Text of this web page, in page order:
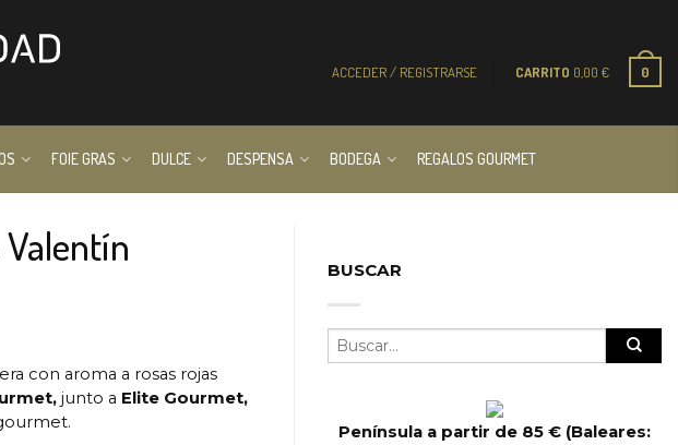
ACCEDER / REGISTRARSE CARRITO 0,00 € 0
FOIE GRAS DULCE DESPENSA BODEGA REGALOS GOURMET
con aroma a rosas rojas
junto a Elite Gourmet,
BUSCAR
Península a partir de 85 € (Baleares: